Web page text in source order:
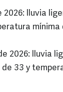
2026: lluvia
mínima
2026: lluvia
33 y